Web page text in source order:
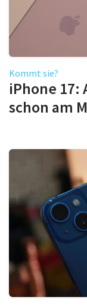
Kommt sie?
iPhone 17:
schon am